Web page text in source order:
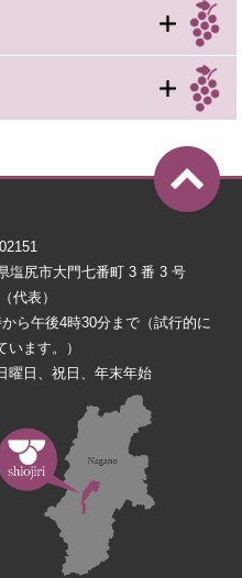
塩尻市大門七番町 3 番 3 号
代表）
ら午後4時30分まで（試行的に
ます。）
曜日、祝日、年末年始